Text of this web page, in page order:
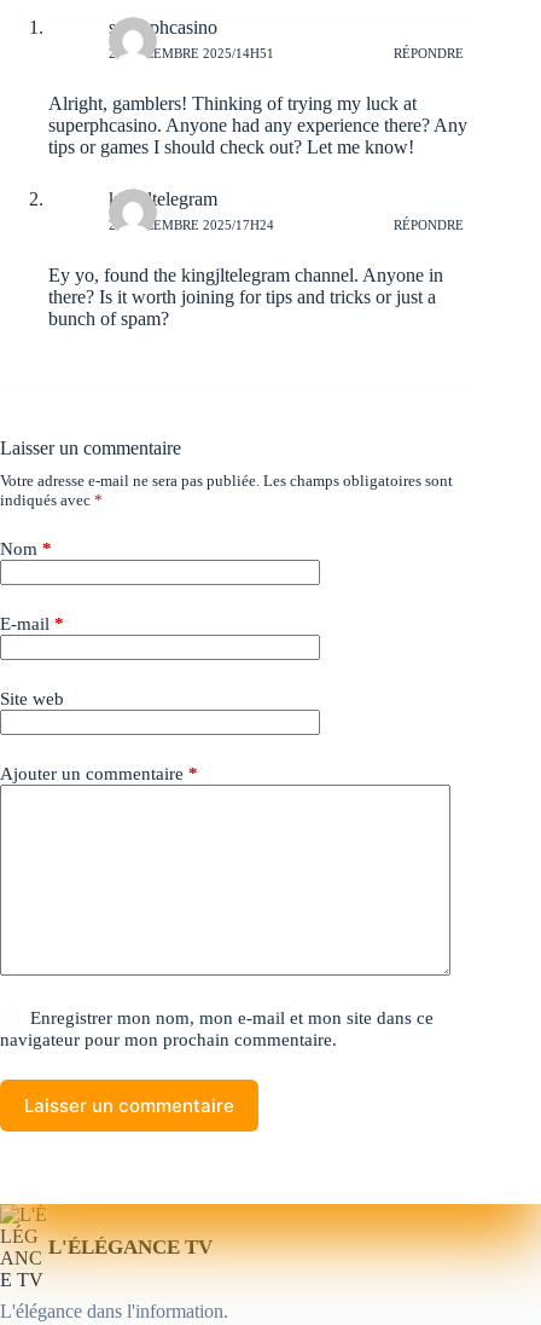
superphcasino
29 DÉCEMBRE 2025/14H51 RÉPONDRE
Alright, gamblers! Thinking of trying my luck at
superphcasino. Anyone had any experience there? Any
tips or games I should check out? Let me know!
kingjltelegram
25 DÉCEMBRE 2025/17H24 RÉPONDRE
Ey yo, found the kingjltelegram channel. Anyone in
there? Is it worth joining for tips and tricks or just a
bunch of spam?
Laisser un commentaire
Votre adresse e-mail ne sera pas publiée. Les champs obligatoires sont
indiqués avec *
Nom *
E-mail *
Site web
Ajouter un commentaire *
Enregistrer mon nom, mon e-mail et mon site dans ce
navigateur pour mon prochain commentaire.
Laisser un commentaire
L'ÉLÉGANCE TV
L'élégance dans l'information.